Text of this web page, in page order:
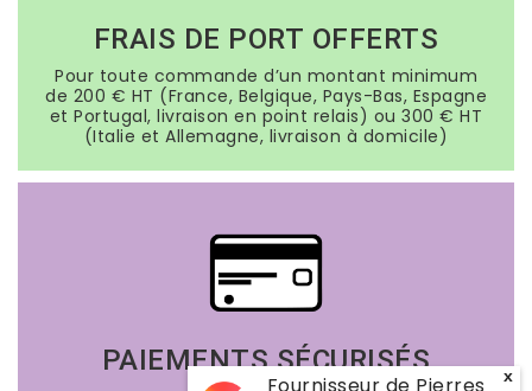
FRAIS DE PORT OFFERTS
Pour toute commande d’un montant minimum
de 200 € HT (France, Belgique, Pays-Bas, Espagne
et Portugal, livraison en point relais) ou 300 € HT
(Italie et Allemagne, livraison à domicile)
PAIEMENTS SÉCURISÉS x